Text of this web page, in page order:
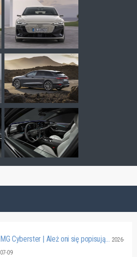
MG Cyberster | Ależ oni się popisują… 2026-
07-09